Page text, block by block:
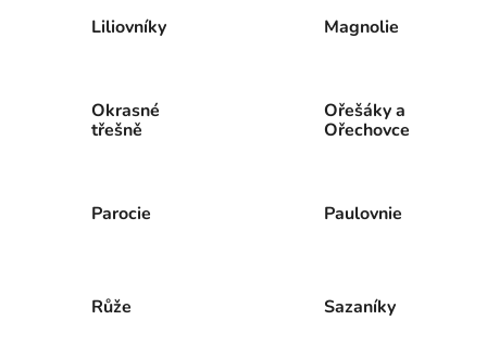
Liliovníky Magnolie
Okrasné
třešně
Ořešáky a
Ořechovce
Parocie Paulovnie
Růže Sazaníky